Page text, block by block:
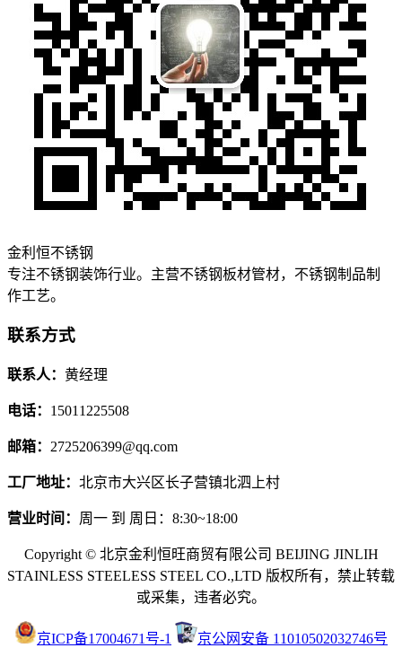
金利恒不锈钢
专注不锈钢装饰行业。主营不锈钢板材管材，不锈钢制品制
作工艺。
联系方式
联系人： 黄经理
电话： 15011225508
邮箱： 2725206399@qq.com
工厂地址： 北京市大兴区长子营镇北泗上村
营业时间： 周一 到 周日：8:30~18:00
Copyright © 北京金利恒旺商贸有限公司 BEIJING JINLIH
STAINLESS STEELESS STEEL CO.,LTD 版权所有，禁止转载
或采集，违者必究。
京ICP备17004671号-1 京公网安备 11010502032746号